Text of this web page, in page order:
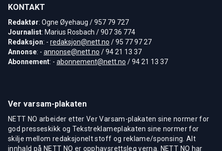
KONTAKT
Redaktør: Ogne Øyehaug / 957 79 727
Journalist: Marius Rosbach / 907 36 774
Redaksjon: - redaksjon@nett.no / 95 77 97 27
Annonse: - annonse@nett.no / 94 21 13 37
Abonnement: - abonnement@nett.no / 94 21 13 37
Ver varsam-plakaten
NETT NO arbeider etter Ver Varsam-plakaten sine normer for
god presseskikk og Tekstreklameplakaten sine normer for
skilje mellom redaksjonelt stoff og reklame/sponsing. Alt
innhald på NETT NO er opphavsrettsleg verna. NETT NO har